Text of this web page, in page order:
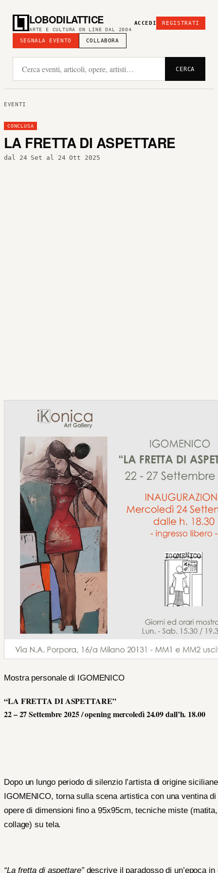
LOBODILATTICE
ARTE E CULTURA ON LINE DAL 2004
SEGNALA EVENTO COLLABORA
ACCEDI REGISTRATI
CERCA
EVENTI
CONCLUSA
LA FRETTA DI ASPETTARE
dal 24 Set al 24 Ott 2025
Mostra personale di IGOMENICO
“LA FRETTA DI ASPETTARE”
22 – 27 Settembre 2025 / opening mercoledì 24.09 dall’h. 18.00
Dopo un lungo periodo di silenzio l’artista di origine siciliane
IGOMENICO, torna sulla scena artistica con una ventina di
opere di dimensioni fino a 95x95cm, tecniche miste
collage) su tela.
“La fretta di aspettare” descrive il paradosso di un’epoca in